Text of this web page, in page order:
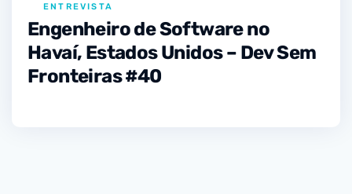
ENTREVISTA
Engenheiro de Software no
Havaí, Estados Unidos – Dev Sem
Fronteiras #40